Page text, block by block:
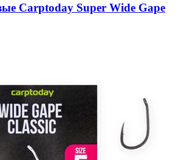
Carptoday Super Wide Gape